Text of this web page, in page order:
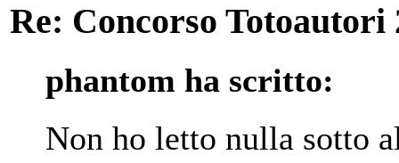
Re: Concorso Totoautori
phantom ha scritto:
Non ho letto nulla sotto